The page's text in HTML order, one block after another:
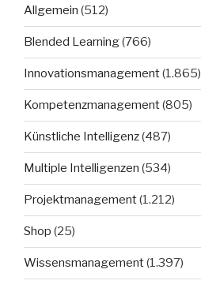
Allgemein (512)
Blended Learning(766)
Innovationsmanagement(1.865)
Kompetenzmanagement(805)
Künstliche Intelligenz(487)
Multiple Intelligenzen (534)
Projektmanagement(1.212)
Shop (25)
Wissensmanagement(1.397)